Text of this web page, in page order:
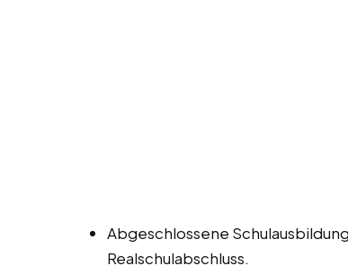
Abgeschlossene
Realschulabschluss.